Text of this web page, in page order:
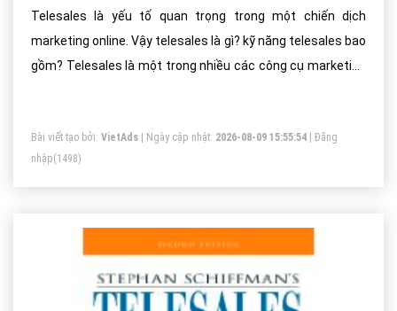
Telesales là yếu tố quan trọng trong một chiến dịch
marketing online. Vậy telesales là gì? kỹ năng telesales bao
gồm? Telesales là một trong nhiều các công cụ marketing
Bài viết tạo bởi: VietAds | Ngày cập nhật: 2026-08-09 15:55:54
Đăng
nhập(1498)